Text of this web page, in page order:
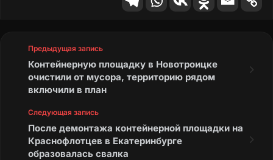
Предыдущая запись
Контейнерную площадку в Новотроицке
очистили от мусора, территорию рядом
включили в план
Следующая запись
После демонтажа контейнерной площадки на
Краснофлотцев в Екатеринбурге
образовалась свалка